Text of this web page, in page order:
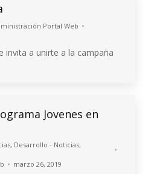
Portal Web
invita a unirte a la campaña
Jovenes en
, Desarrollo - Noticias,
marzo 26, 2019